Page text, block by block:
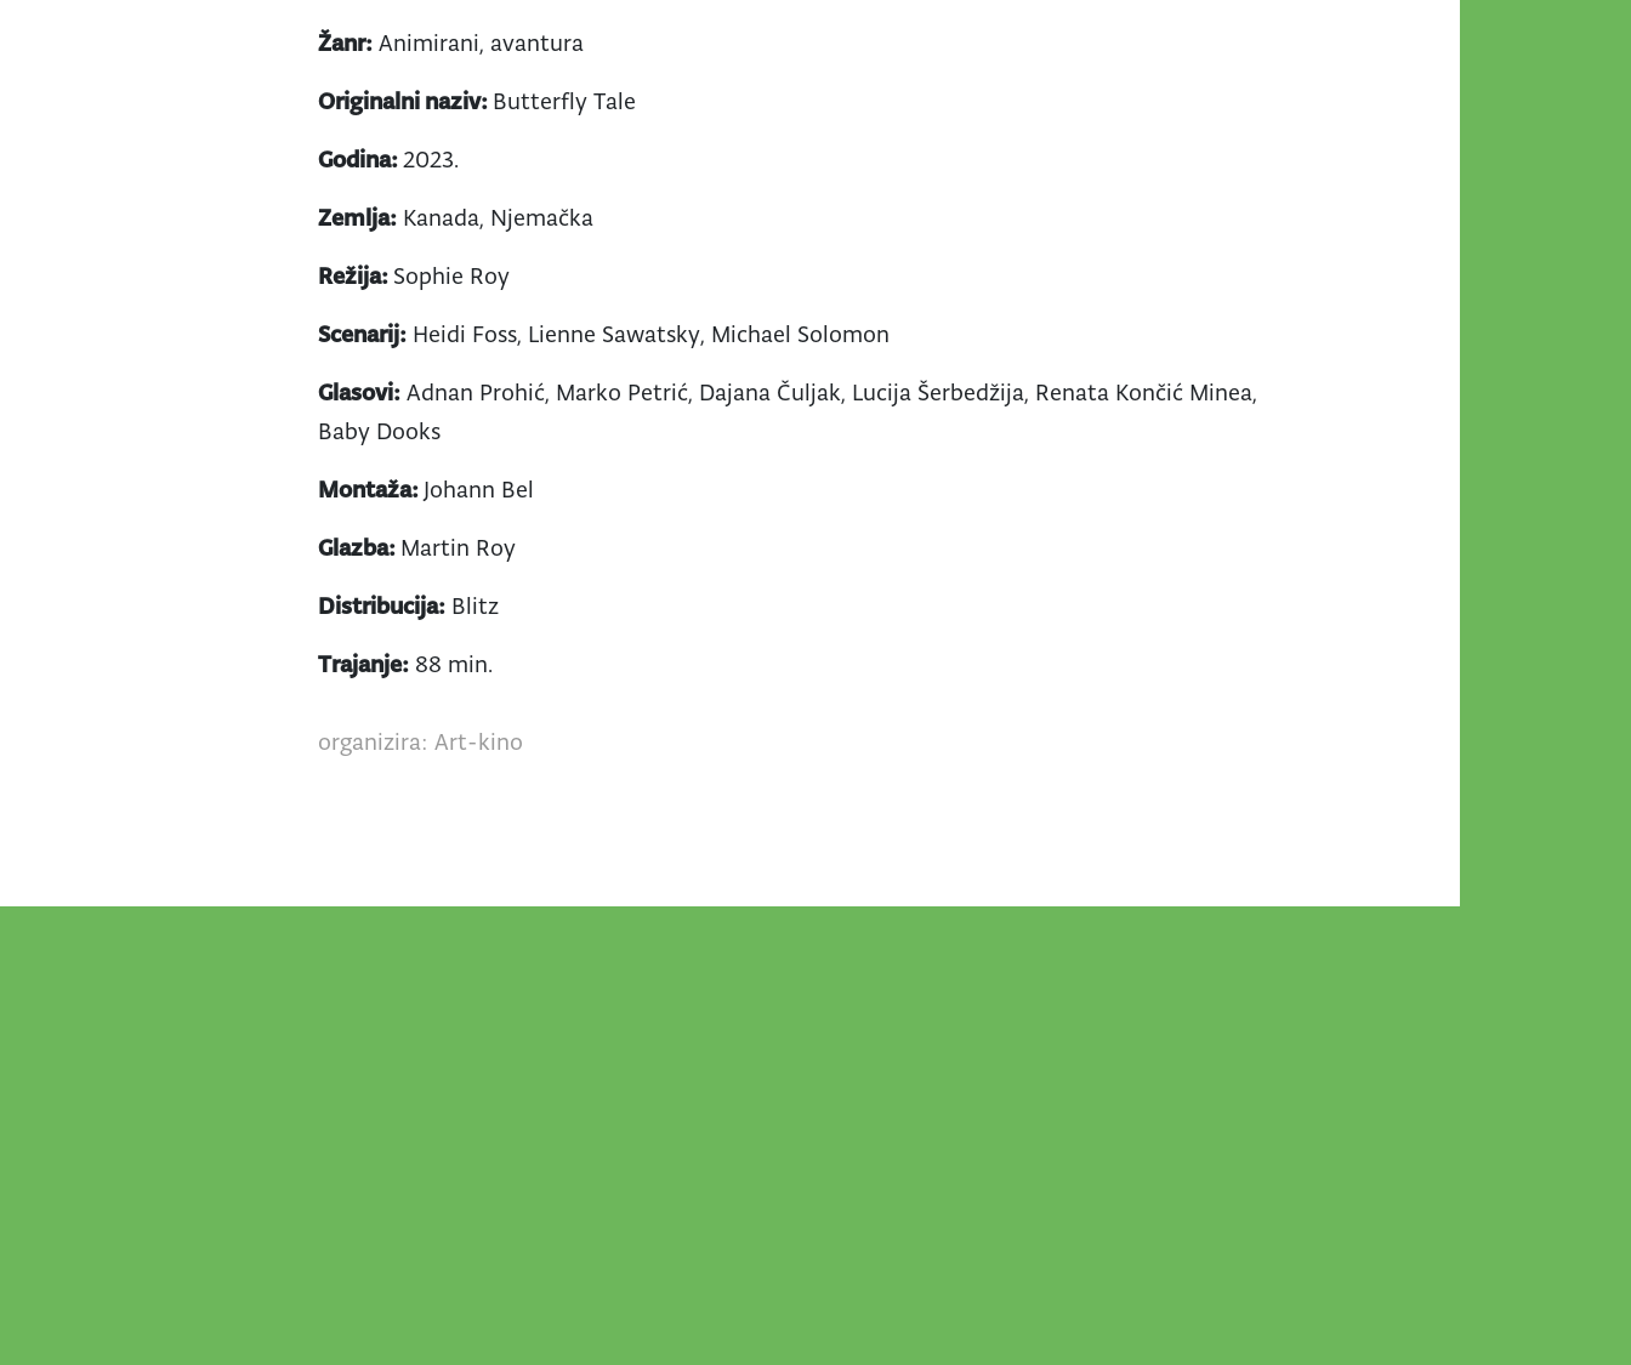
Žanr: Animirani, avantura
Originalni naziv: Butterfly Tale
Godina:2023.
Zemlja: Kanada, Njemačka
Režija: Sophie Roy
Scenarij: Heidi Foss, Lienne Sawatsky, Michael Solomon
Glasovi: Adnan Prohić, Marko Petrić, Dajana Čuljak, Lucija Šerbedžija, Renata Končić Minea,
Baby Dooks
Montaža: Johann Bel
Glazba: Martin Roy
Distribucija: Blitz
Trajanje: 88 min.
organizira: Art-kino